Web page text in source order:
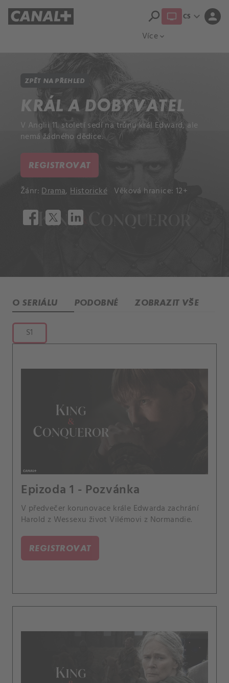
Více expand_more
search CS expand_more person
ZPĚT NA PŘEHLED
KRÁL A DOBYVATEL
V Anglii 11. století sedí na trůnu král Edward, ale
nemá žádného dědice.
REGISTROVAT
Žánr:Drama,Historické Věková hranice: 12+
O SERIÁLU PODOBNÉ ZOBRAZIT VŠE
S1
Epizoda 1 - Pozvánka
V předvečer korunovace krále Edwarda zachrání
Harold z Wessexu život Vilémovi z Normandie.
REGISTROVAT